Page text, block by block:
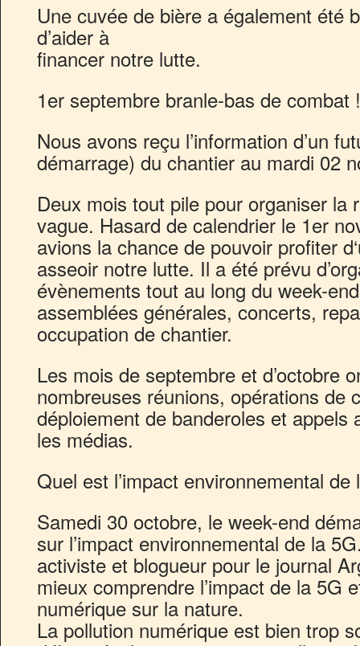
Une cuvée de bière a également été
d’aider à
financer notre lutte.
1er septembre branle-bas de combat
Nous avons reçu l’information d’un
démarrage) du chantier au mardi 02
Deux mois tout pile pour organiser la
vague. Hasard de calendrier le 1er
avions la chance de pouvoir profiter
asseoir notre lutte. Il a été prévu
évènements tout au long du week-
assemblées générales, concerts,
occupation de chantier.
Les mois de septembre et d’octobre
nombreuses réunions, opérations de
déploiement de banderoles et appels
les médias.
Quel est l’impact environnemental de
Samedi 30 octobre, le week-end
sur l’impact environnemental de la
activiste et blogueur pour le journal
mieux comprendre l’impact de la 5G
numérique sur la nature.
La pollution numérique est bien trop